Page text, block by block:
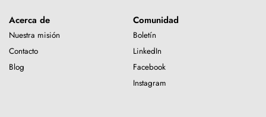
Acerca de
Nuestra misión
Contacto
Blog
Comunidad
Boletín
LinkedIn
Facebook
Instagram